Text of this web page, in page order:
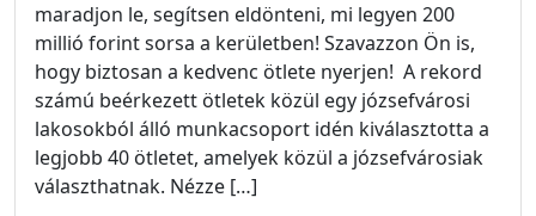
maradjon le, segítsen eldönteni, mi legyen 200
millió forint sorsa a kerületben! Szavazzon Ön is,
hogy biztosan a kedvenc ötlete nyerjen! A rekord
számú beérkezett ötletek közül egy józsefvárosi
lakosokból álló munkacsoport idén kiválasztotta a
legjobb 40 ötletet, amelyek közül a józsefvárosiak
választhatnak. Nézze […]